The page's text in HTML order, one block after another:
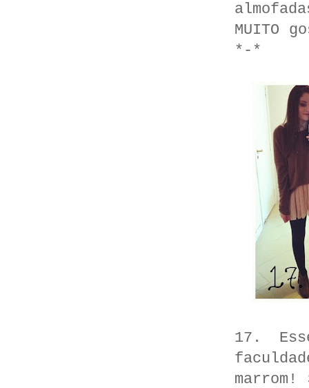
MUITO
*-*
17.
marrom!